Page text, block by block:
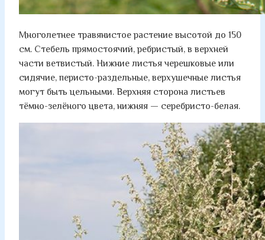
Многолетнее травянистое растение высотой до 150
см. Стебель прямостоячий, ребристый, в верхней
части ветвистый. Нижние листья черешковые или
сидячие, перисто-раздельные, верхушечные листья
могут быть цельными. Верхняя сторона листьев
тёмно-зелёного цвета, нижняя — серебристо-белая.